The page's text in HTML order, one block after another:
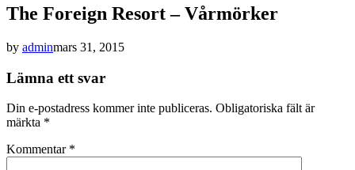
The Foreign Resort – Vårmörker
by adminmars 31, 2015
Lämna ett svar
Din e-postadress kommer inte publiceras. Obligatoriska fält är
märkta *
Kommentar *